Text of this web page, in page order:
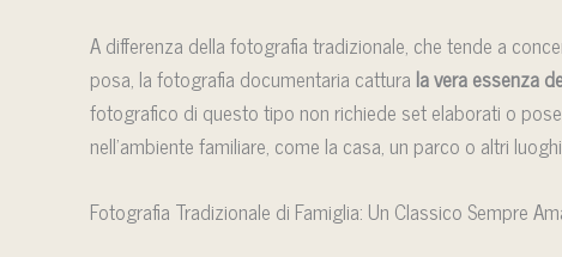
A differenza della fotografia tradizionale, che tende a
posa, la fotografia documentaria cattura la vera essenza
fotografico di questo tipo non richiede set elaborati o
nell’ambiente familiare, come la casa, un parco o altri
Fotografia Tradizionale di Famiglia: Un Classico Sempre